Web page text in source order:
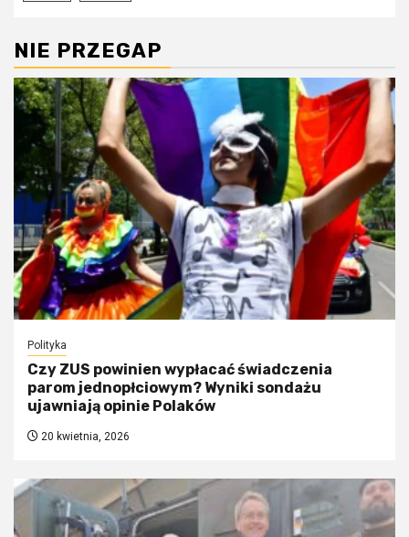
NIE PRZEGAP
Polityka
Czy ZUS powinien wypłacać świadczenia
parom jednopłciowym? Wyniki sondażu
ujawniają opinie Polaków
20 kwietnia, 2026